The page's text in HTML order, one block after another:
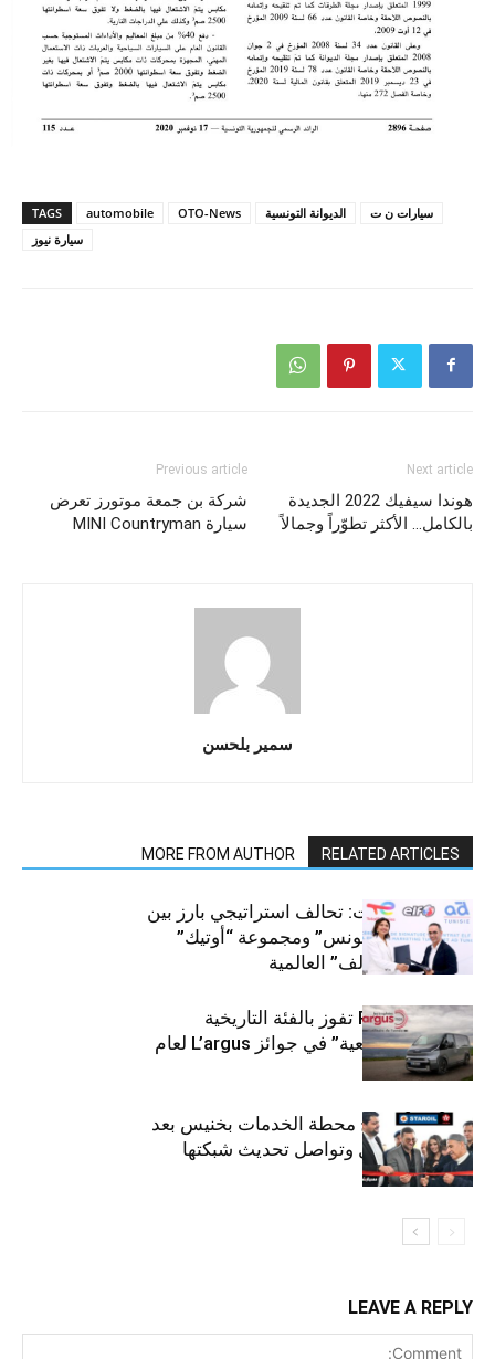
TAGS automobile OTO-News الديوانة التونسية
سيارات ن ت
سيارة نيوز
Previous article
شركة بن جمعة موتورز تعرض
سيارة MINI Countryman
Next article
هوندا سيفيك 2022 الجديدة
بالكامل… الأكثر تطوّراً وجمالاً
سمير بلحسن
RELATED ARTICLES
MORE FROM AUTHOR
قطاع السيارات: تحالف استراتيجي بارز بين
“توتال إنرجيز تونس” ومجموعة “أوتيك”
لتوزيع زيوت “إلف” العالمية
كيا PV5 Cargo تفوز بالفئة التاريخية
“للمركبات النفعية” في جوائز L’argus لعام
2026
ستارأويل تفتتح محطة الخدمات بخنيس بعد
تجديدهابالكامل وتواصل تحديث شبكتها
LEAVE A REPLY